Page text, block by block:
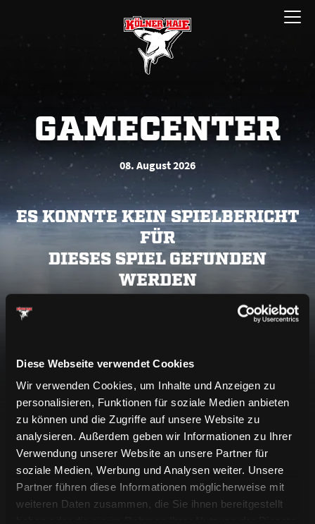
Diese Webseite verwendet Cookies
Wir verwenden Cookies, um Inhalte und Anzeigen zu
personalisieren, Funktionen für soziale Medien anbieten
zu können und die Zugriffe auf unsere Website zu
analysieren. Außerdem geben wir Informationen zu Ihrer
Verwendung unserer Website an unsere Partner für
soziale Medien, Werbung und Analysen weiter. Unsere
Partner führen diese Informationen möglicherweise mit
weiteren Daten zusammen, die Sie ihnen bereitgestellt
Menü
öffnen
GAMECENTER
08. August 2026
ES KONNTE KEIN SPIELBERICHT
FÜR
DIESES SPIEL GEFUNDEN
WERDEN
Bitte lade die Seite neu oder versuche es zu einem
LIVETICKER
EREIGNISSE
PREGAME QUIZ
SPIELBERICHT
MINIGAME